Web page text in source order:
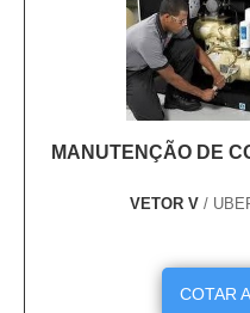
MANUTENÇÃO DE
VETOR V /
COTAR